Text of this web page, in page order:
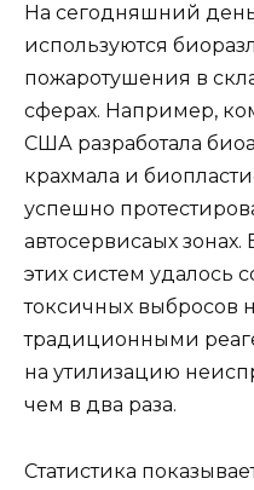
На сегодняшний
используются
пожаротушения в
сферах. Например,
США разработала
крахмала и
успешно
автосервисаых зонах.
этих систем удалось
токсичных выбросов
традиционными
на утилизацию
чем в два раза.
Статистика